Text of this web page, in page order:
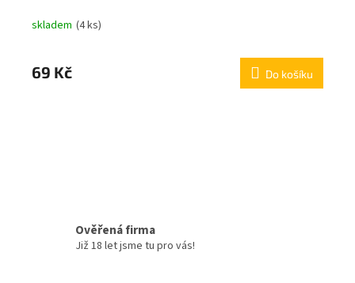
skladem (4 ks)
69 Kč Do košíku
Ověřená firma
Již 18 let jsme tu pro vás!